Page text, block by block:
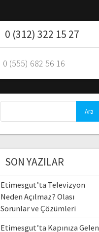
0 (312) 322 15 27
0 (555) 682 56 16
SON YAZILAR
Etimesgut’ta Televizyon
Neden Açılmaz? Olası
Sorunlar ve Çözümleri
Etimesgut’ta Kapınıza Gelen